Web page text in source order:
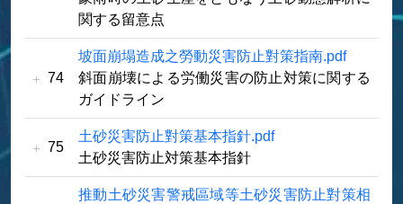
関する留意点
74
坡面崩塌造成之勞動災害防止對策指南.pdf
斜面崩壊による労働災害の防止対策に関する
ガイドライン
75
土砂災害防止對策基本指針.pdf
土砂災害防止対策基本指針
推動土砂災害警戒區域等土砂災害防止對策相